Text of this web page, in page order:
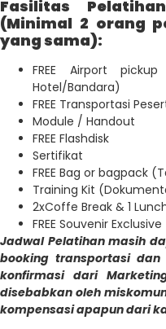
Fasilitas
(Minimal 2 orang
yang sama):
FREE Airport
Hotel/Bandara)
FREE Transportasi
Module / Handout
FREE Flashdisk
Sertifikat
FREE Bag or bagpack
Training Kit
2xCoffe Break & 1
FREE Souvenir Exclusive
Jadwal Pelatihan masih
booking transportasi
konfirmasi dari
disebabkan oleh
kompensasi apapun dari